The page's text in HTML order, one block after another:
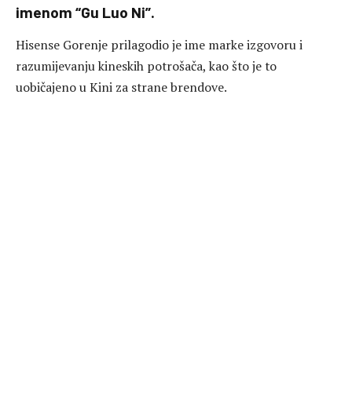
imenom “Gu Luo Ni”.
Hisense Gorenje prilagodio je ime marke izgovoru i
razumijevanju kineskih potrošača, kao što je to
uobičajeno u Kini za strane brendove.